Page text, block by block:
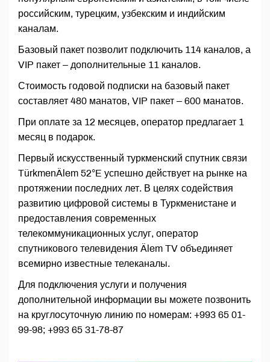
российским, турецким, узбекским и индийским
каналам.
Базовый пакет позволит подключить 114 каналов, а
VIP пакет – дополнительные 11 каналов.
Стоимость годовой подписки на базовый пакет
составляет 480 манатов, VIP пакет – 600 манатов.
При оплате за 12 месяцев, оператор предлагает 1
месяц в подарок.
Первый искусственный туркменский спутник связи
TürkmenÄlem 52°E успешно действует на рынке на
протяжении последних лет. В целях содействия
развитию цифровой системы в Туркменистане и
предоставления современных
телекоммуникационных услуг, оператор
спутникового телевидения Älem TV объединяет
всемирно известные телеканалы.
Для подключения услуги и получения
дополнительной информации вы можете позвонить
на круглосуточную линию по номерам: +993 65 01-
99-98; +993 65 31-78-87